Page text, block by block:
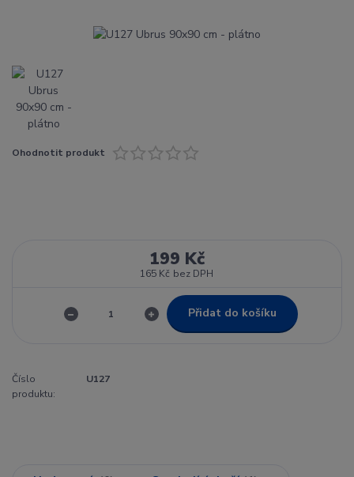
Ohodnotit produkt
199 Kč
165 Kč bez DPH
Přidat do košíku
Číslo
produktu:
U127